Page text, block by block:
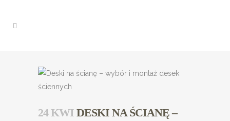
24 KWI DESKI NA ŚCIANĘ –